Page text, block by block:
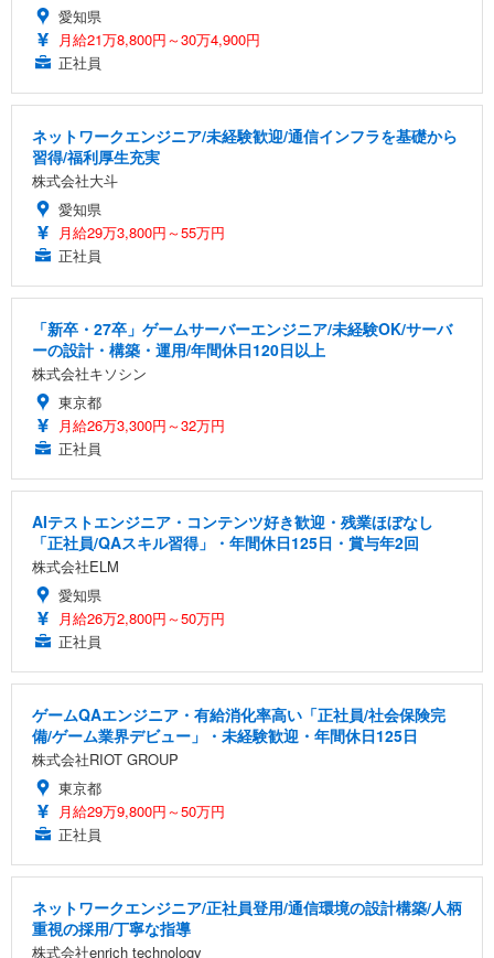
愛知県
月給21万8,800円～30万4,900円
正社員
ネットワークエンジニア/未経験歓迎/通信インフラを基礎から
習得/福利厚生充実
株式会社大斗
愛知県
月給29万3,800円～55万円
正社員
「新卒・27卒」ゲームサーバーエンジニア/未経験OK/サーバ
ーの設計・構築・運用/年間休日120日以上
株式会社キソシン
東京都
月給26万3,300円～32万円
正社員
AIテストエンジニア・コンテンツ好き歓迎・残業ほぼなし
「正社員/QAスキル習得」・年間休日125日・賞与年2回
株式会社ELM
愛知県
月給26万2,800円～50万円
正社員
ゲームQAエンジニア・有給消化率高い「正社員/社会保険完
備/ゲーム業界デビュー」・未経験歓迎・年間休日125日
株式会社RIOT GROUP
東京都
月給29万9,800円～50万円
正社員
ネットワークエンジニア/正社員登用/通信環境の設計構築/人柄
重視の採用/丁寧な指導
株式会社enrich technology